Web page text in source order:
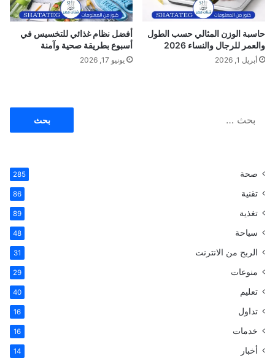
ل
0
4
؟
حاسبة الوزن المثالي حسب الطول
والعمر للرجال والنساء 2026
أبريل 1, 2026
أفضل نظام غذائي للتخسيس في
أسبوع بطريقة صحية وآمنة
يونيو 17, 2026
صحة 285
تقنية 86
تغذية 89
سياحة 48
الربح من الانترنت 31
منوعات 29
تعليم 40
تداول 16
خدمات 16
أخبار 14